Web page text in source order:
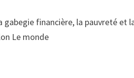
financière, la pauvreté et
Le monde